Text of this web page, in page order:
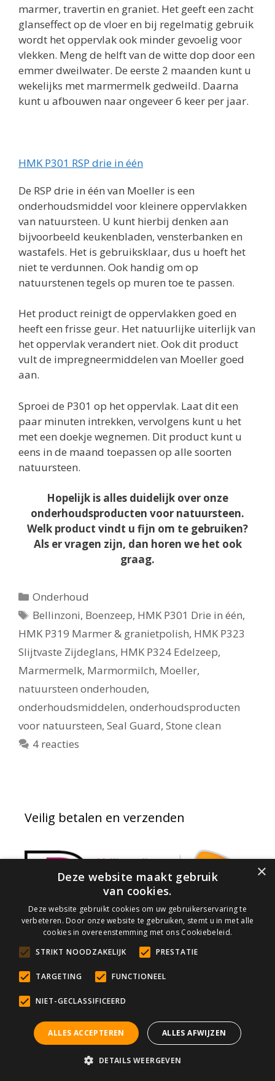
marmer, travertin en graniet. Het geeft een zacht
glanseffect op de vloer en bij regelmatig gebruik
wordt het oppervlak ook minder gevoelig voor
vlekken. Meng de helft van de witte dop door een
emmer dweilwater. De eerste 2 maanden kunt u
wekelijks met marmermelk gedweild. Daarna
kunt u afbouwen naar ongeveer 6 keer per jaar.
HMK P301 RSP drie in één
De RSP drie in één van Moeller is een
onderhoudsmiddel voor kleinere oppervlakken
van natuursteen. U kunt hierbij denken aan
bijvoorbeeld keukenbladen, vensterbanken en
wastafels. Het is gebruiksklaar, dus u hoeft het
niet te verdunnen. Ook handig om op
natuurstenen tegels op muren toe te passen.
Het product reinigt de oppervlakken goed en
heeft een frisse geur. Het natuurlijke uiterlijk van
het oppervlak verandert niet. Ook dit product
vult de impregneermiddelen van Moeller goed
aan.
Sproei de P301 op het oppervlak. Laat dit een
paar minuten intrekken, vervolgens kunt u het
met een doekje wegnemen. Dit product kunt u
eens in de maand toepassen op alle soorten
natuursteen.
Hopelijk is alles duidelijk over onze
onderhoudsproducten voor natuursteen.
Welk product vindt u fijn om te gebruiken?
Als er vragen zijn, dan horen we het ook
graag.
Categorieën
Onderhoud
Tags
Bellinzoni, Boenzeep, HMK P301 Drie in één,
HMK P319 Marmer & granietpolish, HMK P323
Slijtvaste Zijdeglans, HMK P324 Edelzeep,
Marmermelk, Marmormilch, Moeller,
natuursteen onderhouden,
onderhoudsmiddelen, onderhoudsproducten
voor natuursteen, Seal Guard, Stone clean
4 reacties
Veilig betalen en verzenden
Onderhoudsadvies nodig?
Wanneer u zelf uw vloer wilt gaan reinigen en /
of impregneren is het belangrijk dat dit op de
×
Deze website maakt gebruik
van cookies.
Deze website gebruikt cookies om uw gebruikerservaring te
verbeteren. Door onze website te gebruiken, stemt u in met alle
cookies in overeenstemming met ons Cookiebeleid.
STRIKT NOODZAKELIJK
PRESTATIE
TARGETING FUNCTIONEEL
NIET-GECLASSIFICEERD
ALLES ACCEPTEREN ALLES AFWIJZEN
DETAILS WEERGEVEN